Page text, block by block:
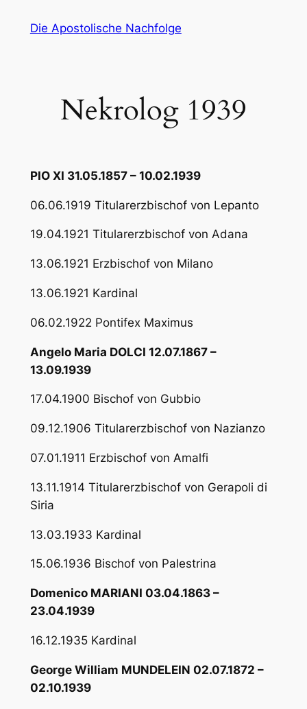
InhaltDie Apostolische Nachfolge
Nekrolog 1939
PIO XI 31.05.1857 – 10.02.1939
06.06.1919 Titularerzbischof von Lepanto
19.04.1921 Titularerzbischof von Adana
13.06.1921 Erzbischof von Milano
13.06.1921 Kardinal
06.02.1922 Pontifex Maximus
Angelo Maria DOLCI 12.07.1867 –
13.09.1939
17.04.1900 Bischof von Gubbio
09.12.1906 Titularerzbischof von Nazianzo
07.01.1911 Erzbischof von Amalfi
13.11.1914 Titularerzbischof von Gerapoli di
Siria
13.03.1933 Kardinal
15.06.1936 Bischof von Palestrina
Domenico MARIANI 03.04.1863 –
23.04.1939
16.12.1935 Kardinal
George William MUNDELEIN 02.07.1872 –
02.10.1939